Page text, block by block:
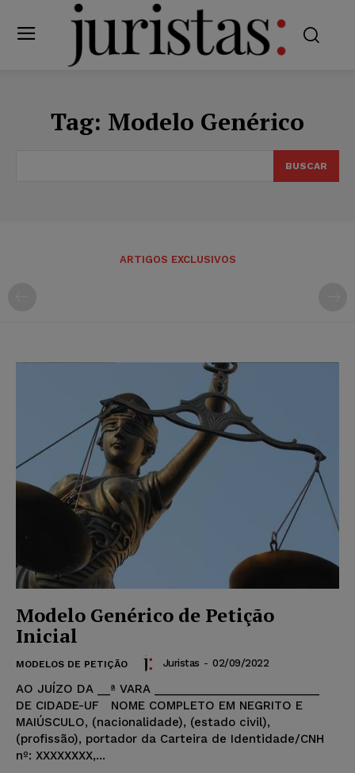
Tag: Modelo Genérico
BUSCAR
ARTIGOS EXCLUSIVOS
Modelo Genérico de Petição
Inicial
MODELOS DE PETIÇÃO Juristas - 02/09/2022
AO JUÍZO DA __ª VARA __________________________
DE CIDADE-UF NOME COMPLETO EM NEGRITO E
MAIÚSCULO, (nacionalidade), (estado civil),
(profissão), portador da Carteira de Identidade/CNH
nº: XXXXXXXX,...